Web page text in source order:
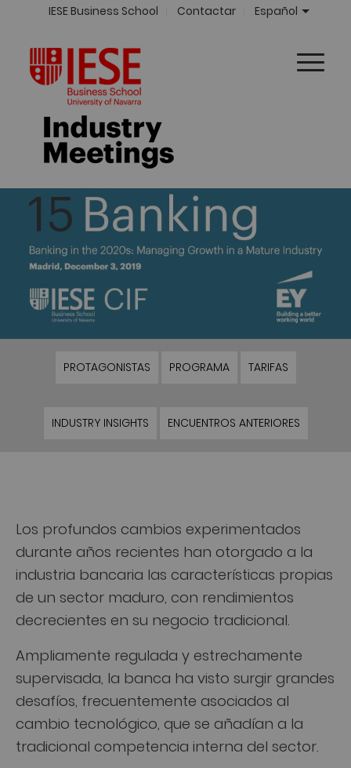
IESE Business School Contactar Español
PROTAGONISTAS PROGRAMA TARIFAS
INDUSTRY INSIGHTS ENCUENTROS ANTERIORES
Los profundos cambios experimentados
durante años recientes han otorgado a la
industria bancaria las características propias
de un sector maduro, con rendimientos
decrecientes en su negocio tradicional.
Ampliamente regulada y estrechamente
supervisada, la banca ha visto surgir grandes
desafíos, frecuentemente asociados al
cambio tecnológico, que se añadían a la
tradicional competencia interna del sector.